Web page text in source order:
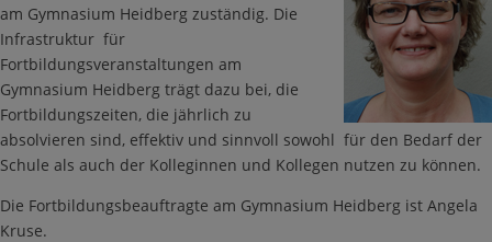
am Gymnasium Heidberg zuständig. Die
Infrastruktur für
Fortbildungsveranstaltungen am
Gymnasium Heidberg trägt dazu bei, die
Fortbildungszeiten, die jährlich zu
absolvieren sind, effektiv und sinnvoll sowohl für den Bedarf der
Schule als auch der Kolleginnen und Kollegen nutzen zu können.
Die Fortbildungsbeauftragte am Gymnasium Heidberg ist Angela
Kruse.